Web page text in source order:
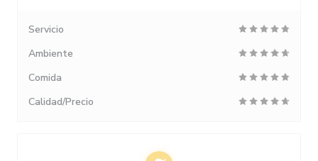
Servicio
Ambiente
Comida
Calidad/Precio